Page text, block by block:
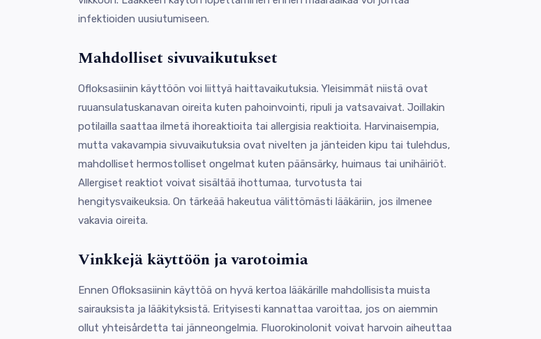
infektioiden uusiutumiseen.
Mahdolliset sivuvaikutukset
Ofloksasiinin käyttöön voi liittyä haittavaikutuksia. Yleisimmät niistä ovat
ruuansulatuskanavan oireita kuten pahoinvointi, ripuli ja vatsavaivat. Joillakin
potilailla saattaa ilmetä ihoreaktioita tai allergisia reaktioita. Harvinaisempia,
mutta vakavampia sivuvaikutuksia ovat nivelten ja jänteiden kipu tai tulehdus,
mahdolliset hermostolliset ongelmat kuten päänsärky, huimaus tai unihäiriöt.
Allergiset reaktiot voivat sisältää ihottumaa, turvotusta tai
hengitysvaikeuksia. On tärkeää hakeutua välittömästi lääkäriin, jos ilmenee
vakavia oireita.
Vinkkejä käyttöön ja varotoimia
Ennen Ofloksasiinin käyttöä on hyvä kertoa lääkärille mahdollisista muista
sairauksista ja lääkityksistä. Erityisesti kannattaa varoittaa, jos on aiemmin
ollut yhteisårdetta tai jänneongelmia. Fluorokinolonit voivat harvoin aiheuttaa